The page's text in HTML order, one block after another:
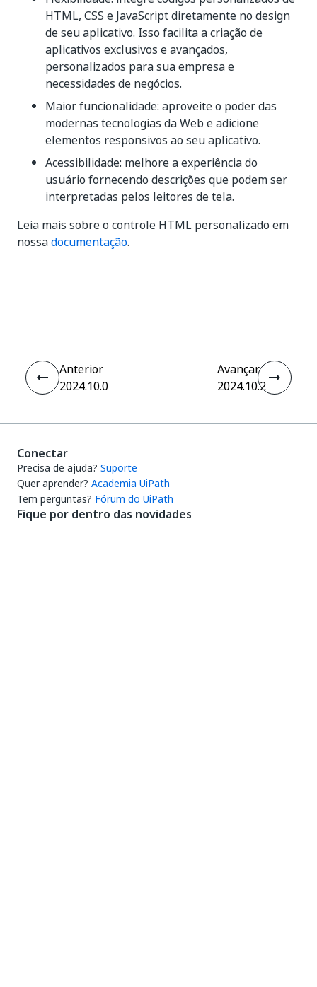
HTML, CSS e JavaScript diretamente no design
de seu aplicativo. Isso facilita a criação de
aplicativos exclusivos e avançados,
personalizados para sua empresa e
necessidades de negócios.
Maior funcionalidade: aproveite o poder das
modernas tecnologias da Web e adicione
elementos responsivos ao seu aplicativo.
Acessibilidade: melhore a experiência do
usuário fornecendo descrições que podem ser
interpretadas pelos leitores de tela.
Leia mais sobre o controle HTML personalizado em
nossadocumentação.
Anterior
2024.10.0
Avançar
2024.10.2
Conectar
Precisa de ajuda? Suporte
Quer aprender? Academia UiPath
Tem perguntas? Fórum do UiPath
Fique por dentro das novidades